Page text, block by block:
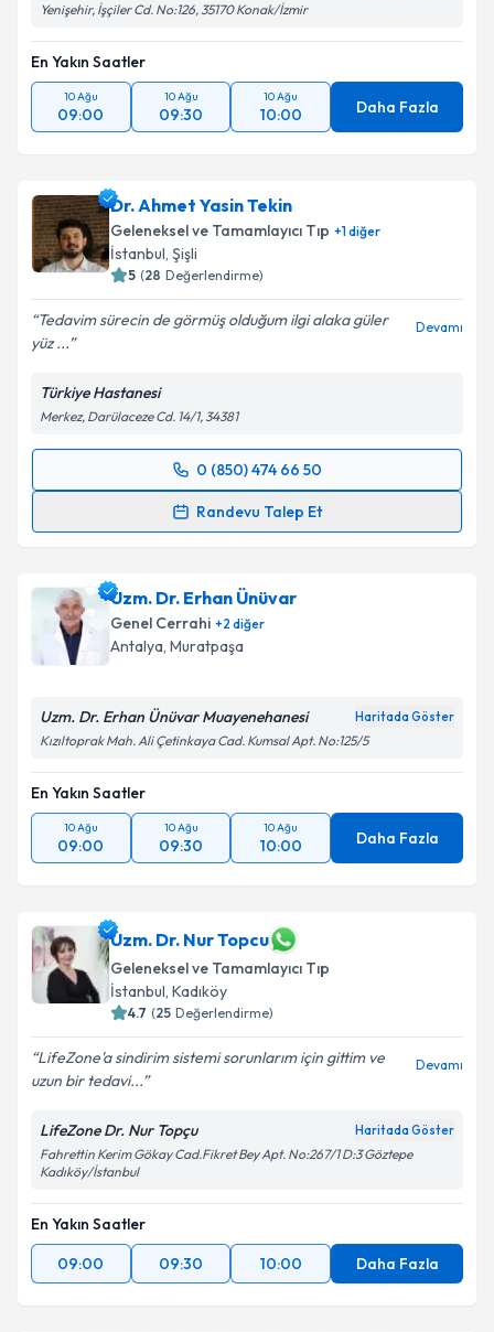
Yenişehir, İşçiler Cd. No:126, 35170 Konak/İzmir
En Yakın Saatler
10 Ağu
09:00
10 Ağu
09:30
10 Ağu
10:00 Daha Fazla
Dr. Ahmet Yasin Tekin
Geleneksel ve Tamamlayıcı Tıp +1diğer
İstanbul, Şişli
5 (28 Değerlendirme)
Tedavim sürecin de görmüş olduğum ilgi alaka güler
yüz ...
Devamı
Türkiye Hastanesi
Merkez, Darülaceze Cd. 14/1, 34381
0 (850) 474 66 50
Randevu Talep Et
Randevu Takvimi Talebi
takvim hazırlandığında e-posta ile bilgilendireceğiz.
E-posta Adresiniz
Kişisel verilerimin işlenmesine ilişkinAydınlatma
Metni'ni okudum ve kişisel verilerimin belirtilen
kapsamda işlenmesini kabul ediyorum.
Takvim Talebini Gönder
Uzm. Dr. Erhan Ünüvar
Genel Cerrahi +2 diğer
Antalya, Muratpaşa
Uzm. Dr. Erhan Ünüvar Muayenehanesi Haritada Göster
Kızıltoprak Mah. Ali Çetinkaya Cad. Kumsal Apt. No:125/5
En Yakın Saatler
10 Ağu
09:00
10 Ağu
09:30
10 Ağu
10:00 Daha Fazla
Uzm. Dr. Nur Topcu
Geleneksel ve Tamamlayıcı Tıp
İstanbul, Kadıköy
4.7 (25 Değerlendirme)
LifeZone'a sindirim sistemi sorunlarım için gittim ve
uzun bir tedavi...
Devamı
LifeZone Dr. Nur Topçu Haritada Göster
Fahrettin Kerim Gökay Cad.Fikret Bey Apt. No:267/1 D:3 Göztepe
Kadıköy/İstanbul
En Yakın Saatler
09:00
09:30 10:00 Daha Fazla